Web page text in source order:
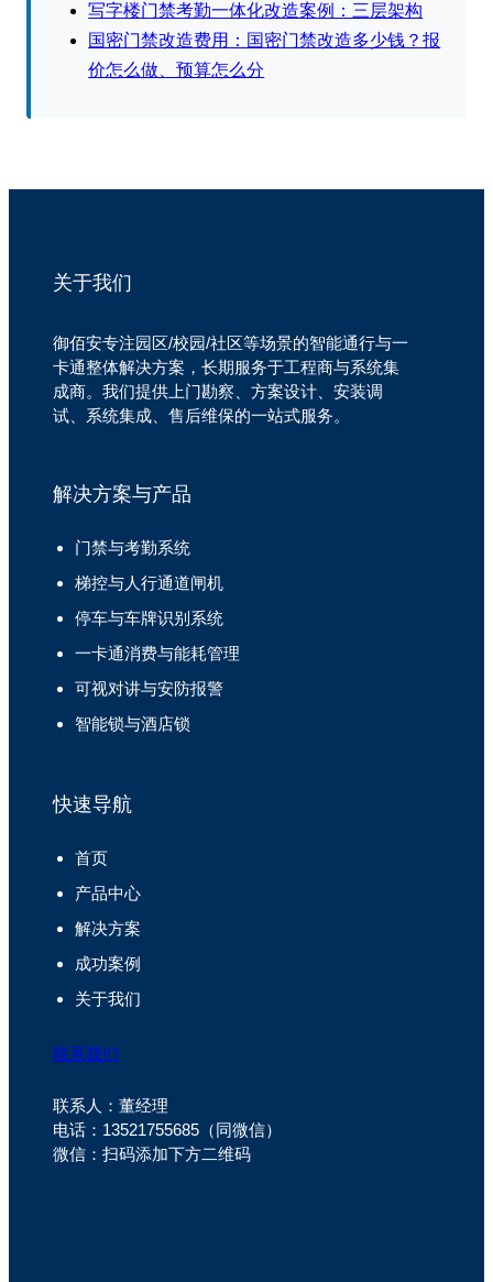
写字楼门禁考勤一体化改造案例：三层架构
国密门禁改造费用：国密门禁改造多少钱？报
价怎么做、预算怎么分
关于我们
御佰安专注园区/校园/社区等场景的智能通行与一
卡通整体解决方案，长期服务于工程商与系统集
成商。我们提供上门勘察、方案设计、安装调
试、系统集成、售后维保的一站式服务。
解决方案与产品
门禁与考勤系统
梯控与人行通道闸机
停车与车牌识别系统
一卡通消费与能耗管理
可视对讲与安防报警
智能锁与酒店锁
快速导航
首页
产品中心
解决方案
成功案例
关于我们
联系我们
联系人：董经理
电话：13521755685（同微信）
微信：扫码添加下方二维码